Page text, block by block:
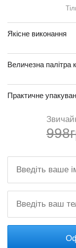
Якісне виконання
Величезна палітра
Практичне